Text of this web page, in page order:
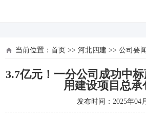
当前位置： 首页 >> 河北四建 >> 公司要闻
3.7亿元！一分公司成功中
用建设项目总承
发布时间：2025年04